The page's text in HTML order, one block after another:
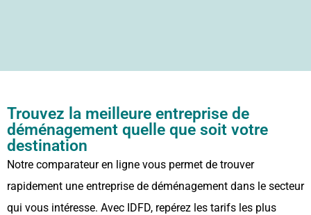
Trouvez la meilleure entreprise de
déménagement quelle que soit votre
destination
Notre comparateur en ligne vous permet de trouver
rapidement une entreprise de déménagement dans le secteur
qui vous intéresse. Avec IDFD, repérez les tarifs les plus